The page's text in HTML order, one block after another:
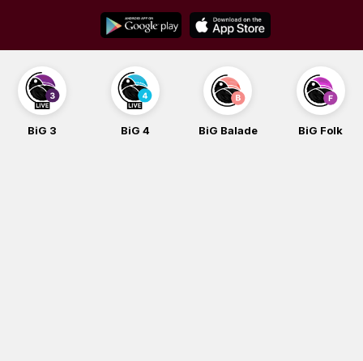
content
BiG 3 BiG 4 BiG Balade BiG Folk